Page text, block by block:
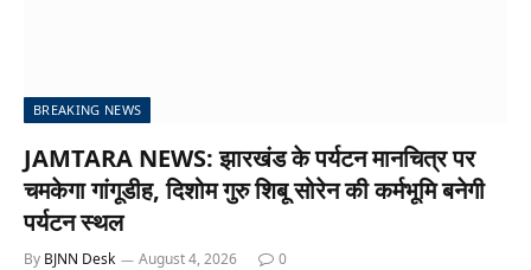
BREAKING NEWS
JAMTARA NEWS: झारखंड के पर्यटन मानचित्र पर
चमकेगा गांगूडीह, दिशोम गुरु शिबू सोरेन की कर्मभूमि बनेगी
पर्यटन स्थल
By BJNN Desk August 4, 2026 0